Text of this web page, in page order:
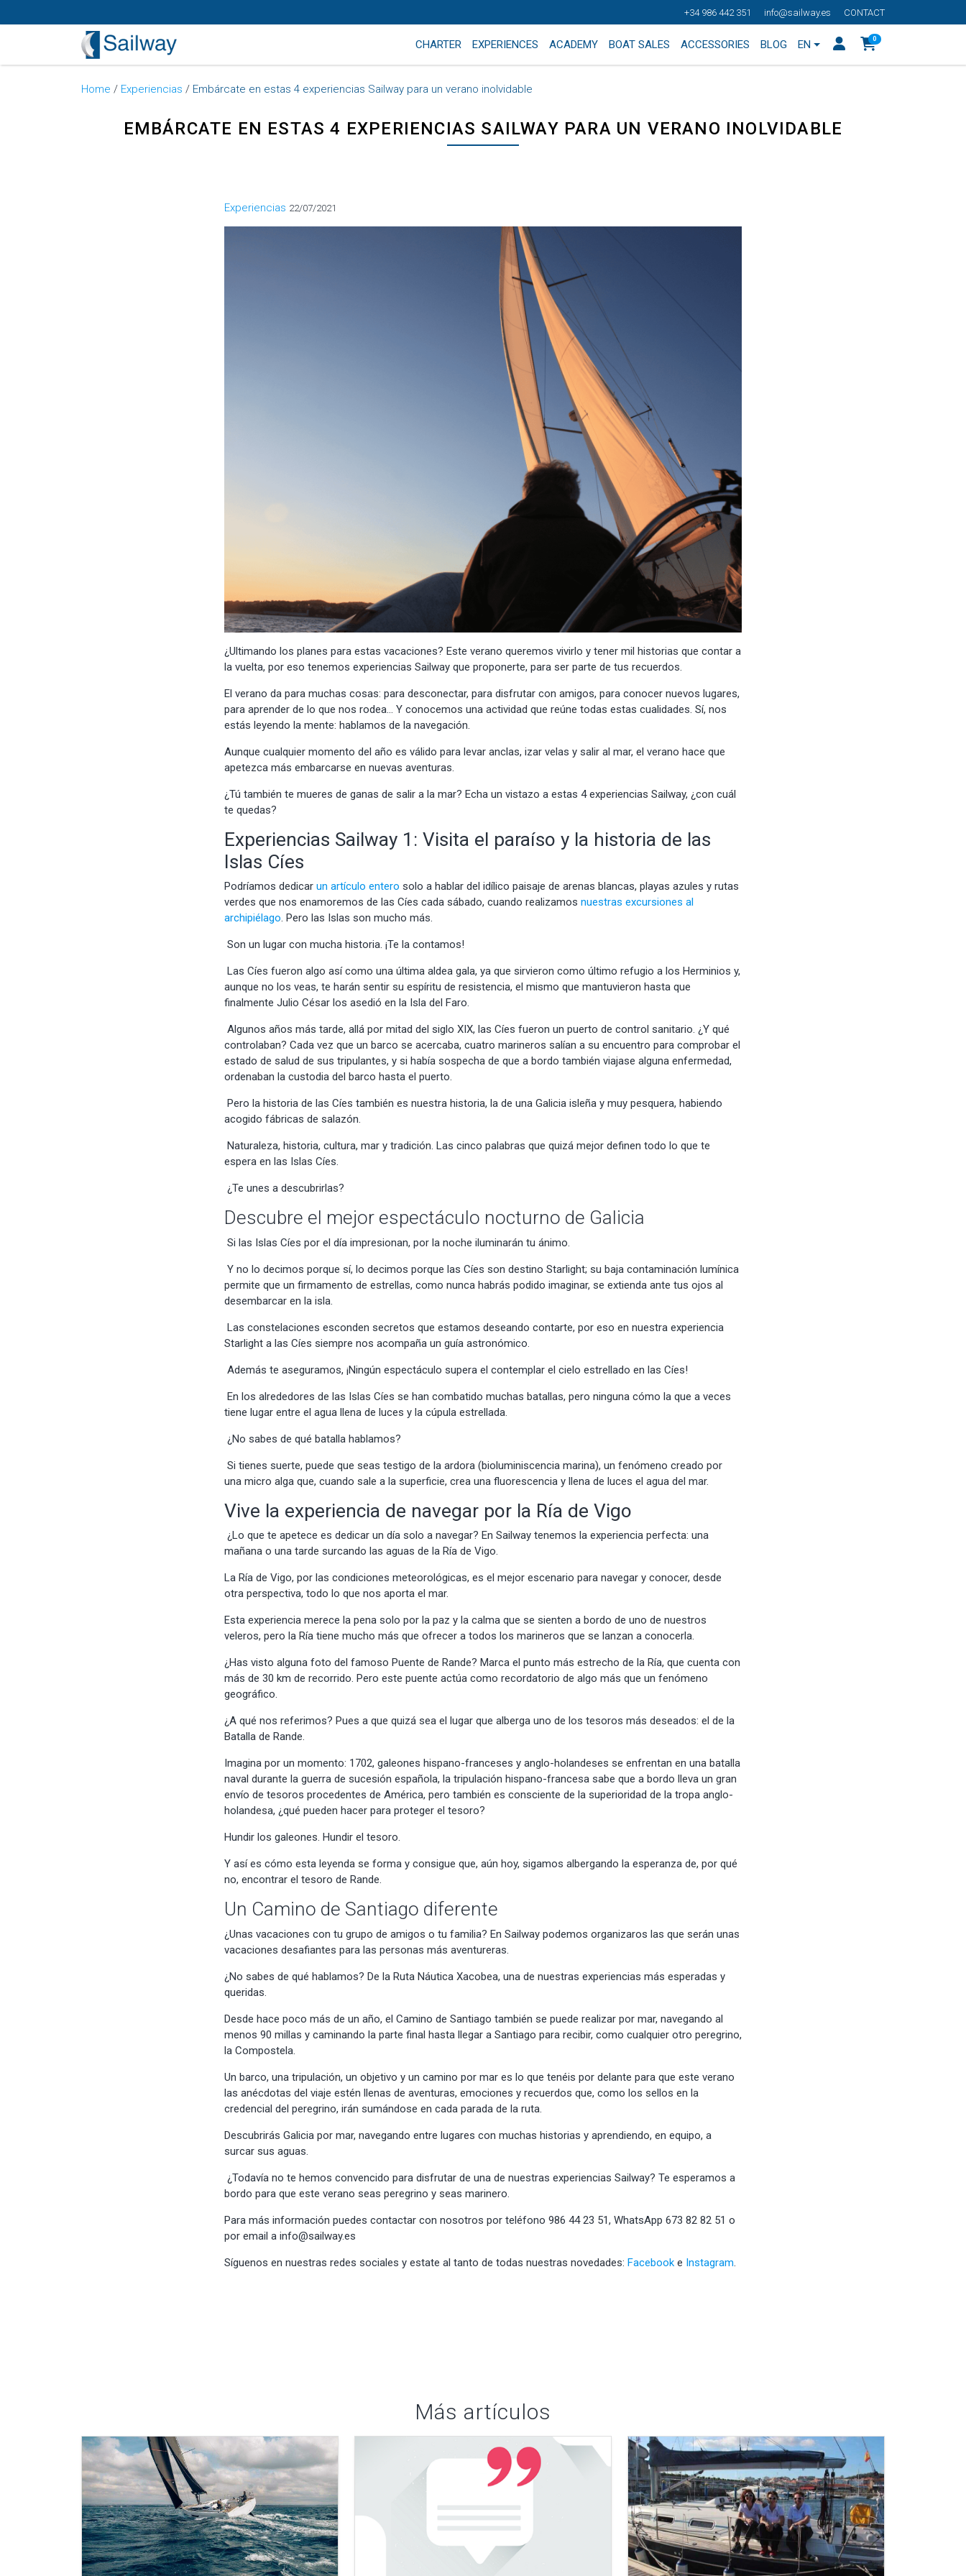
+34 986 442 351 info@sailway.es CONTACT
CHARTER EXPERIENCES ACADEMY BOAT SALES ACCESSORIES BLOG EN 0
Home / Experiencias / Embárcate en estas 4 experiencias Sailway para un verano inolvidable
EMBÁRCATE EN ESTAS 4 EXPERIENCIAS SAILWAY PARA UN VERANO INOLVIDABLE
Categorías
Experiencias 22/07/2021
¿Ultimando los planes para estas vacaciones? Este verano queremos vivirlo y tener mil historias que contar a
la vuelta, por eso tenemos experiencias Sailway que proponerte, para ser parte de tus recuerdos.
El verano da para muchas cosas: para desconectar, para disfrutar con amigos, para conocer nuevos lugares,
para aprender de lo que nos rodea… Y conocemos una actividad que reúne todas estas cualidades. Sí, nos
estás leyendo la mente: hablamos de la navegación
Aunque cualquier momento del año es válido para levar anclas, izar velas y salir al mar, el verano hace que
apetezca más embarcarse en nuevas aventuras
¿Tú también te mueres de ganas de salir a la mar? Echa un vistazo a estas 4 experiencias Sailway, ¿con cuál
te quedas?
Experiencias Sailway 1: Visita el paraíso y la historia de las
Islas Cíes
Podríamos dedicar un artículo entero solo a hablar del idílico paisaje de arenas blancas, playas azules y rutas
verdes que nos enamoremos de las Cíes cada sábado, cuando realizamos nuestras excursiones al
archipiélago. Pero las Islas son mucho más.
Son un lugar con mucha historia. ¡Te la contamos!
Las Cíes fueron algo así como una última aldea gala, ya que sirvieron como último refugio a los Herminios y,
aunque no los veas, te harán sentir su espíritu de resistencia, el mismo que mantuvieron hasta que
finalmente Julio César los asedió en la Isla del Faro.
Algunos años más tarde, allá por mitad del siglo XIX, las Cíes fueron un puerto de control sanitario. ¿Y qué
controlaban? Cada vez que un barco se acercaba, cuatro marineros salían a su encuentro para comprobar el
estado de salud de sus tripulantes, y si había sospecha de que a bordo también viajase alguna enfermedad,
ordenaban la custodia del barco hasta el puerto.
Pero la historia de las Cíes también es nuestra historia, la de una Galicia isleña y muy pesquera, habiendo
acogido fábricas de salazón.
Naturaleza, historia, cultura, mar y tradición. Las cinco palabras que quizá mejor definen todo lo que te
espera en las Islas Cíes.
¿Te unes a descubrirlas?
Descubre el mejor espectáculo nocturno de Galicia
Si las Islas Cíes por el día impresionan, por la noche iluminarán tu ánimo.
Y no lo decimos porque sí, lo decimos porque las Cíes son destino Starlight; su baja contaminación lumínica
permite que un firmamento de estrellas, como nunca habrás podido imaginar, se extienda ante tus ojos al
desembarcar en la isla.
Las constelaciones esconden secretos que estamos deseando contarte, por eso en nuestra experiencia
Starlight a las Cíes siempre nos acompaña un guía astronómico.
Además te aseguramos, ¡Ningún espectáculo supera el contemplar el cielo estrellado en las Cíes!
En los alrededores de las Islas Cíes se han combatido muchas batallas, pero ninguna cómo la que a veces
tiene lugar entre el agua llena de luces y la cúpula estrellada.
¿No sabes de qué batalla hablamos?
Si tienes suerte, puede que seas testigo de la ardora (bioluminiscencia marina), un fenómeno creado por
una micro alga que, cuando sale a la superficie, crea una fluorescencia y llena de luces el agua del mar.
Vive la experiencia de navegar por la Ría de Vigo
¿Lo que te apetece es dedicar un día solo a navegar? En Sailway tenemos la experiencia perfecta: una
mañana o una tarde surcando las aguas de la Ría de Vigo.
La Ría de Vigo, por las condiciones meteorológicas, es el mejor escenario para navegar y conocer, desde
otra perspectiva, todo lo que nos aporta el mar.
Esta experiencia merece la pena solo por la paz y la calma que se sienten a bordo de uno de nuestros
veleros, pero la Ría tiene mucho más que ofrecer a todos los marineros que se lanzan a conocerla.
¿Has visto alguna foto del famoso Puente de Rande? Marca el punto más estrecho de la Ría, que cuenta con
más de 30 km de recorrido. Pero este puente actúa como recordatorio de algo más que un fenómeno
geográfico.
¿A qué nos referimos? Pues a que quizá sea el lugar que alberga uno de los tesoros más deseados: el de la
Batalla de Rande.
Imagina por un momento: 1702, galeones hispano-franceses y anglo-holandeses se enfrentan en una batalla
naval durante la guerra de sucesión española, la tripulación hispano-francesa sabe que a bordo lleva un gran
envío de tesoros procedentes de América, pero también es consciente de la superioridad de la tropa anglo-
holandesa, ¿qué pueden hacer para proteger el tesoro?
Hundir los galeones. Hundir el tesoro.
Y así es cómo esta leyenda se forma y consigue que, aún hoy, sigamos albergando la esperanza de, por qué
no, encontrar el tesoro de Rande.
Un Camino de Santiago diferente
¿Unas vacaciones con tu grupo de amigos o tu familia? En Sailway podemos organizaros las que serán unas
vacaciones desafiantes para las personas más aventureras.
¿No sabes de qué hablamos? De la Ruta Náutica Xacobea, una de nuestras experiencias más esperadas y
queridas.
Desde hace poco más de un año, el Camino de Santiago también se puede realizar por mar, navegando al
menos 90 millas y caminando la parte final hasta llegar a Santiago para recibir, como cualquier otro peregrino,
la Compostela
Un barco, una tripulación, un objetivo y un camino por mar es lo que tenéis por delante para que este verano
las anécdotas del viaje estén llenas de aventuras, emociones y recuerdos que, como los sellos en la
credencial del peregrino, irán sumándose en cada parada de la ruta.
Descubrirás Galicia por mar, navegando entre lugares con muchas historias y aprendiendo, en equipo, a
surcar sus aguas
¿Todavía no te hemos convencido para disfrutar de una de nuestras experiencias Sailway? Te esperamos a
bordo para que este verano seas peregrino y seas marinero.
Para más información puedes contactar con nosotros por teléfono 986 44 23 51, WhatsApp 673 82 82 51 o
por email a info@sailway.es
Síguenos en nuestras redes sociales y estate al tanto de todas nuestras novedades: Facebook e Instagram
Más artículos